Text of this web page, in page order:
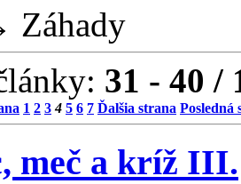
Záhady
31 - 40 /
1 2 3 4 5 6 7 Ďalšia strana Posledná
meč a kríž III.